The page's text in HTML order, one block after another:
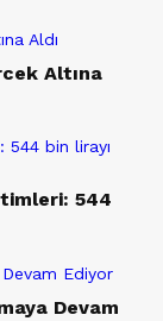
Altına
544
Devam